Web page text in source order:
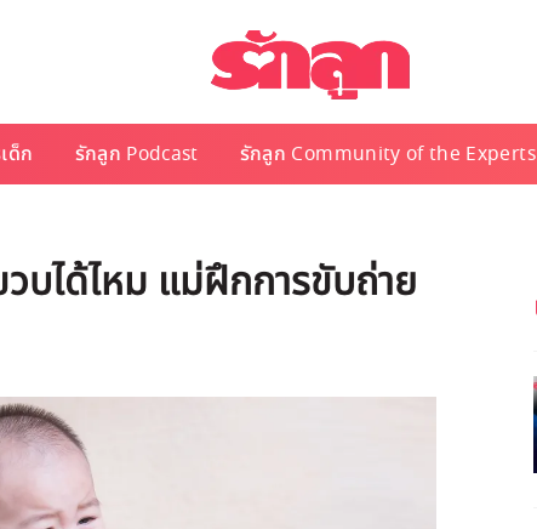
ด็ก รักลูก Podcast รักลูก Community of the Experts
บได้ไหม แม่ฝึกการขับถ่าย